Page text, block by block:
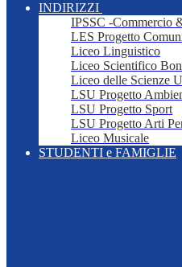
INDIRIZZI
IPSSC -Commercio
LES Progetto
Liceo Linguistico
Liceo Scientifico
Liceo delle Scienze
LSU Progetto
LSU Progetto Sport
LSU Progetto Arti
Liceo Musicale
STUDENTI e FAMIGLIE